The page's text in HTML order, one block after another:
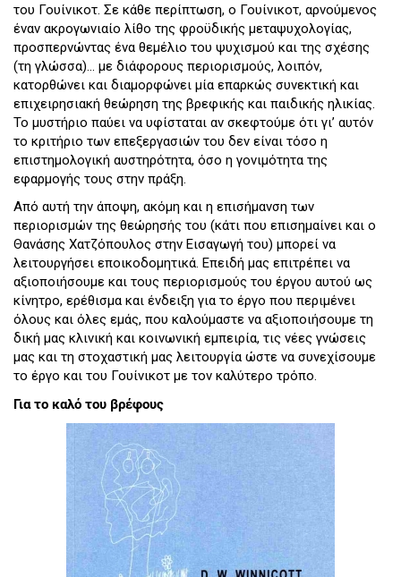
του Γουίνικοτ. Σε κάθε περίπτωση, ο Γουίνικοτ, αρνούμενος
έναν ακρογωνιαίο λίθο της φροϋδικής μεταψυχολογίας,
προσπερνώντας ένα θεμέλιο του ψυχισμού και της σχέσης
(τη γλώσσα)… με διάφορους περιορισμούς, λοιπόν,
κατορθώνει και διαμορφώνει μία επαρκώς συνεκτική και
επιχειρησιακή θεώρηση της βρεφικής και παιδικής ηλικίας.
Το μυστήριο παύει να υφίσταται αν σκεφτούμε ότι γι’ αυτόν
το κριτήριο των επεξεργασιών του δεν είναι τόσο η
επιστημολογική αυστηρότητα, όσο η γονιμότητα της
εφαρμογής τους στην πράξη.
Από αυτή την άποψη, ακόμη και η επισήμανση των
περιορισμών της θεώρησής του (κάτι που επισημαίνει και ο
Θανάσης Χατζόπουλος στην Εισαγωγή του) μπορεί να
λειτουργήσει εποικοδομητικά. Επειδή μας επιτρέπει να
αξιοποιήσουμε και τους περιορισμούς του έργου αυτού ως
κίνητρο, ερέθισμα και ένδειξη για το έργο που περιμένει
όλους και όλες εμάς, που καλούμαστε να αξιοποιήσουμε τη
δική μας κλινική και κοινωνική εμπειρία, τις νέες γνώσεις
μας και τη στοχαστική μας λειτουργία ώστε να συνεχίσουμε
το έργο και του Γουίνικοτ με τον καλύτερο τρόπο.
Για το καλό του βρέφους